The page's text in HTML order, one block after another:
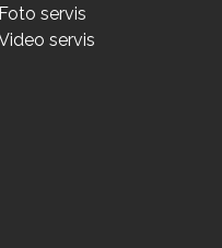
Foto servis
servis